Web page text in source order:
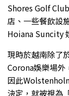
Shores Golf
店、一些餐飲設
Hoiana Suncity
現時於越南除了
Corona娛樂場外
因此
決定，就被視為